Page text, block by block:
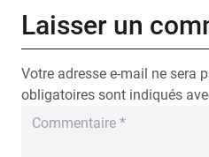
Laisser un
Votre adresse e-mail ne sera
obligatoires sont indiqués